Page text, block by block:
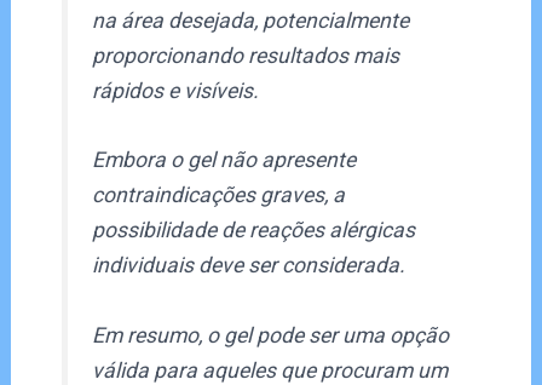
na área desejada, potencialmente
proporcionando resultados mais
rápidos e visíveis.
Embora o gel não apresente
contraindicações graves, a
possibilidade de reações alérgicas
individuais deve ser considerada.
Em resumo, o gel pode ser uma opção
válida para aqueles que procuram um